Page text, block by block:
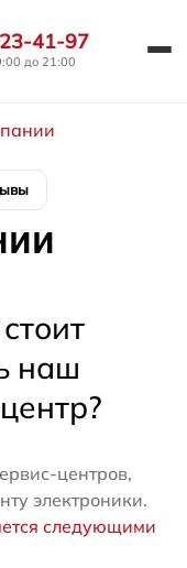
41-97
до 21:00
наш
центров,
электроники.
следующими